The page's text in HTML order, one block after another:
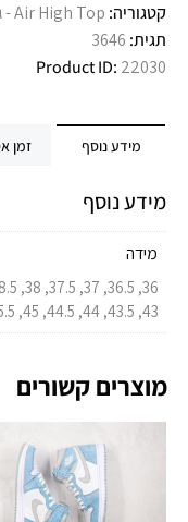
קטגוריה: Air High Top - גבוהות
תגית: 3646
Product ID: 22030
מידע נוסף זמן
מידע נוסף
מידה
43, 43.5, 44, 44.5, 45, 45.5, 46
מוצרים קשורים